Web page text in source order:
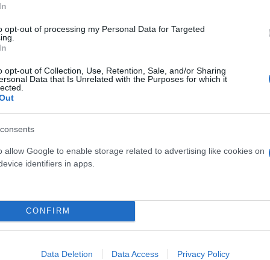
opt-out of processing my Personal Data for Targeted
opt-out of Collection, Use, Retention, Sale, and/or Sharing
Data that Is Unrelated with the Purposes for which it
allow Google to enable storage related to advertising like cookies on
identifiers in apps.
CONFIRM
Data Deletion Data Access Privacy Policy
3,2 δισ. ευρώ για το 2025 και επίκειται
600 εκατ. ευρώ και το πρόγραμμα ΥΔΩΡ 2.0
αλλαγή στον κανονισμό για την κάλυψη του 100%